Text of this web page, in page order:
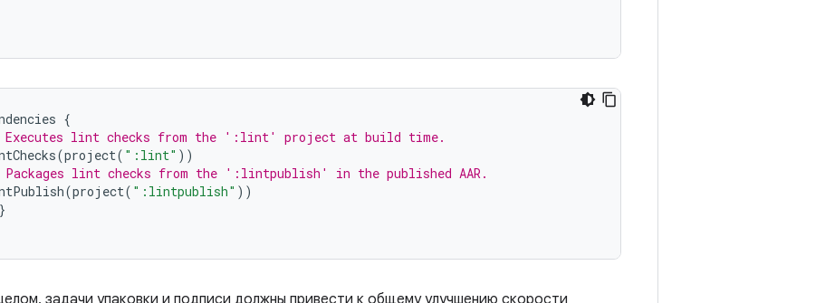
{
lint checks from the ':lint' project at build time.
(project( ":lint" ))
lint checks from the ':lintpublish' in the published AAR.
(project( ":lintpublish" ))
}
задачи упаковки и подписи должны привести к общему улучшению скорости